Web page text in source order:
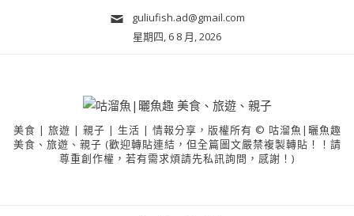
guliufish.ad@gmail.com
星期四, 6 8 月, 2026
美食 | 旅遊 | 親子 | 生活 | 情報分享，版權所有 © 咕溜魚|曬魚趣
美食、旅遊、親子 (歡迎轉貼連結，但全篇圖文嚴禁複製轉貼！！請
尊重創作權，若有需求煩請先私訊詢問，感謝！)